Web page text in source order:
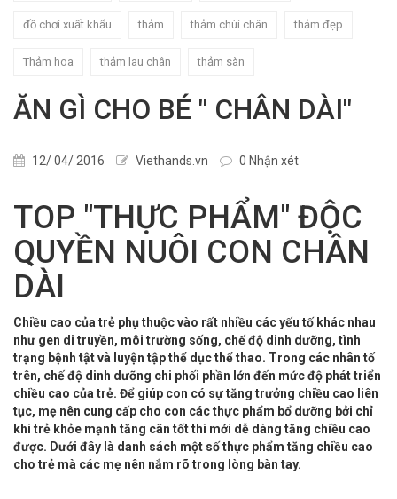
đồ chơi xuất khẩu thảm thảm chùi chân thảm đẹp
Thảm hoa thảm lau chân thảm sàn
ĂN GÌ CHO BÉ " CHÂN DÀI"
12/ 04/ 2016 Viethands.vn 0 Nhận xét
TOP "THỰC PHẨM" ĐỘC
QUYỀN NUÔI CON CHÂN
DÀI
Chiều cao của trẻ phụ thuộc vào rất nhiều các yếu tố khác nhau
như gen di truyền, môi trường sống, chế độ dinh dưỡng, tình
trạng bệnh tật và luyện tập thể dục thể thao. Trong các nhân tố
trên, chế độ dinh dưỡng chi phối phần lớn đến mức độ phát triển
chiều cao của trẻ. Để giúp con có sự tăng trưởng chiều cao liên
tục, mẹ nên cung cấp cho con các thực phẩm bổ dưỡng bởi chỉ
khi trẻ khỏe mạnh tăng cân tốt thì mới dễ dàng tăng chiều cao
được. Dưới đây là danh sách một số thực phẩm tăng chiều cao
cho trẻ mà các mẹ nên nắm rõ trong lòng bàn tay.